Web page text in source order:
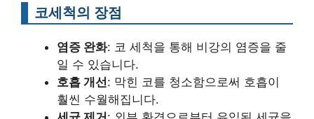
코세척의 장점
염증 완화: 코 세척을 통해 비강의 염증을 줄
일 수 있습니다.
호흡 개선: 막힌 코를 청소함으로써 호흡이
훨씬 수월해집니다.